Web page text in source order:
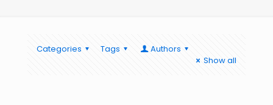
Categories Tags
Authors
Show all